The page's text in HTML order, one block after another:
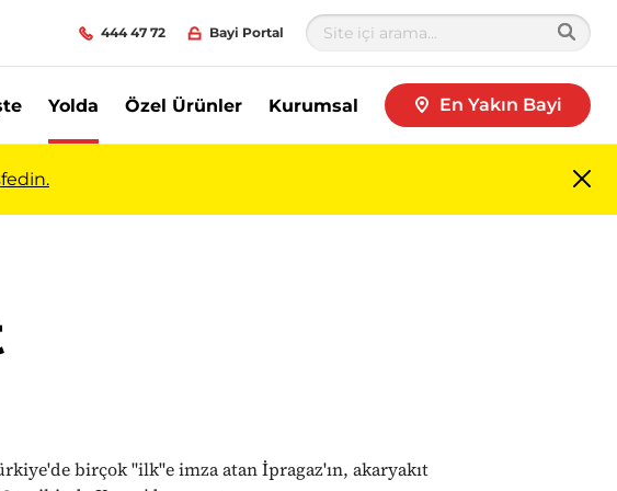
444 47 72 Bayi Portal
Yolda Özel Ürünler Kurumsal En Yakın Bayi
birçok "ilk"e imza atan İpragaz'ın, akaryakıt